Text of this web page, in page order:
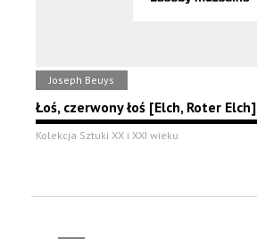
Joseph Beuys
Łoś, czerwony łoś [Elch, Roter Elch]
Kolekcja Sztuki XX i XXI wieku